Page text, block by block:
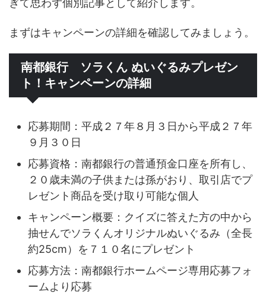
ぎて思わず個別記事として紹介します。
まずはキャンペーンの詳細を確認してみましょう。
南都銀行 ソラくん ぬいぐるみプレゼン
ト！キャンペーンの詳細
応募期間：平成２７年８月３日から平成２７年
９月３０日
応募資格：南都銀行の普通預金口座を所有し、
２０歳未満の子供または孫がおり、取引店でプ
レゼント商品を受け取り可能な個人
キャンペーン概要：クイズに答えた方の中から
抽せんでソラくんオリジナルぬいぐるみ（全長
約25cm）を７１０名にプレゼント
応募方法：南都銀行ホームページ専用応募フォ
ームより応募